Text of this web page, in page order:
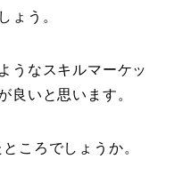
ょう。
うなスキルマーケッ
良いと思います。
ころでしょうか。